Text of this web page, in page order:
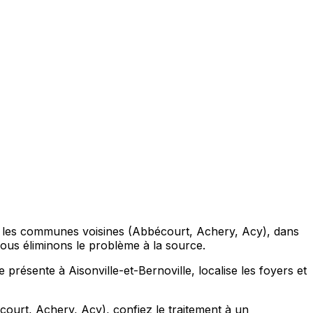
communes voisines (Abbécourt, Achery, Acy), dans
éliminons le problème à la source.
présente à Aisonville-et-Bernoville, localise les foyers et
Achery, Acy), confiez le traitement à un